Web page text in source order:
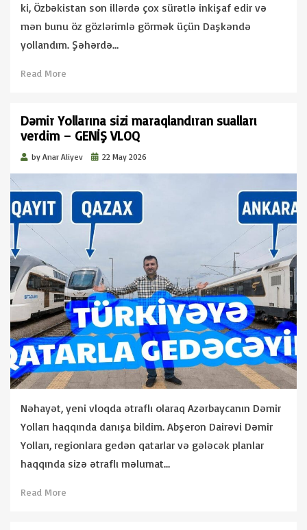
ki, Özbəkistan son illərdə çox sürətlə inkişaf edir və
mən bunu öz gözlərimlə görmək üçün Daşkəndə
yollandım. Şəhərdə…
Read More
Dəmir Yollarına sizi maraqlandıran sualları
verdim – GENİŞ VLOQ
by Anar Aliyev
Posted
22 May 2026
Nəhayət, yeni vloqda ətraflı olaraq Azərbaycanın Dəmir
Yolları haqqında danışa bildim. Abşeron Dairəvi Dəmir
Yolları, regionlara gedən qatarlar və gələcək planlar
haqqında sizə ətraflı məlumat…
Read More